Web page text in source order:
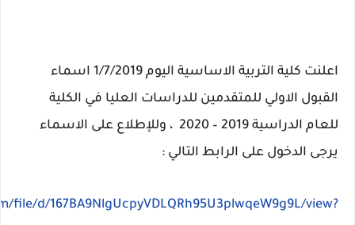
اعلنت كلية التربية الاساسية اليوم 1/7/2019 اسماء
القبول الاولي للمتقدمين للدراسات العليا في الكلية
للعام الدراسية 2019 – 2020 ، وللإطلاع على الاسماء
يرجى الدخول على الرابط التالي :
d/167BA9NlgUcpyVDLQRh95U3plwqeW9g9L/view?